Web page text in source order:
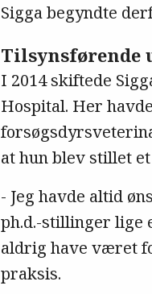
Sigga begyndte
Tilsynsførende
I 2014 skiftede
Hospital. Her
at hun blev stillet
- Jeg havde altid
ph.d.-stillinger lige
aldrig have været
praksis.